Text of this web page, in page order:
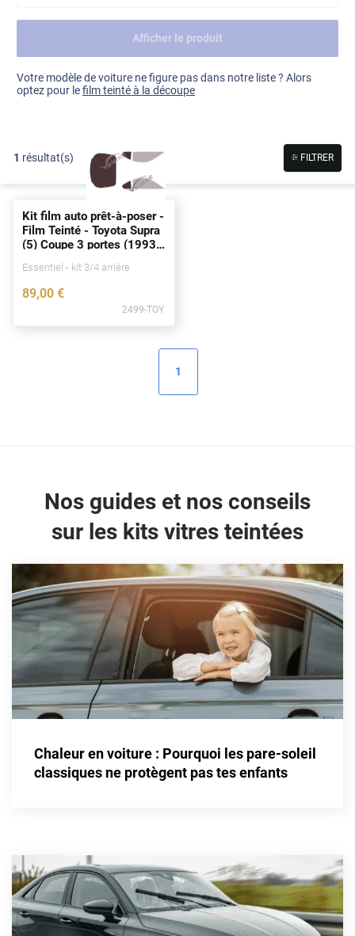
Ford
Hyundai
Land Rover
Mini
Skoda
Tesla
Toyota
Volkswagen
Alfa Romeo
Aston Martin
Buick
Byd
Voir tout
Afficher le produit
Votre modèle de voiture ne figure pas dans notre liste ? Alors
optez pour lefilm teinté à la découpe
1 résultat(s) FILTRER
Kit film auto prêt-à-poser -
Film Teinté - Toyota Supra
(5) Coupe 3portes (1993 -
Essentiel - kit 3/4 arrière
89,00 €
2499-TOY
1
Nos guides et nos conseils
sur les kits vitres teintées
Chaleur en voiture : Pourquoi les pare-soleil
classiques ne protègent pas tes enfants